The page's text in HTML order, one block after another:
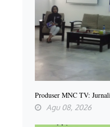
Produser MNC TV:
Agu 08, 2026